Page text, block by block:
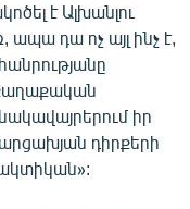
է Ալխանլու
դա ոչ այլ ինչ է,
իր
դիրքերի